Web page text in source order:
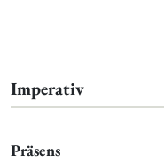
Imperativ
Präsens